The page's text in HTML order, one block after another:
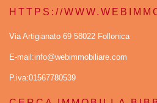
HTTPS://
Via Artigianato 69 58022 Follonica
E-mail:info@webimmobiliare.com
P.iva:01567780539